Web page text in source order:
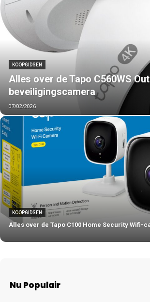
KOOPGIDSEN
Alles over de Tapo C560WS
beveiligingscamera
07/02/2026
KOOPGIDSEN
Alles over de Tapo C100 Home Security Wifi-
Nu Populair